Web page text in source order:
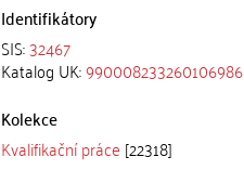
Identifikátory
SIS:32467
Katalog UK:990008233260106986
Kolekce
Kvalifikační práce [22318]